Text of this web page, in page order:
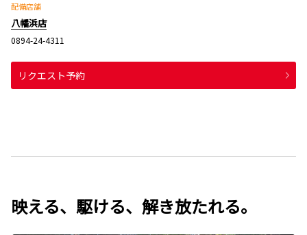
配備店舗
八幡浜店
0894-24-4311
リクエスト予約
映える、駆ける、解き放たれる。